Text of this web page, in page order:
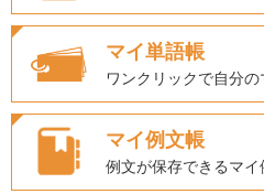
マイ単語帳
ワンクリックで自分
マイ例文帳
例文が保存できるマイ